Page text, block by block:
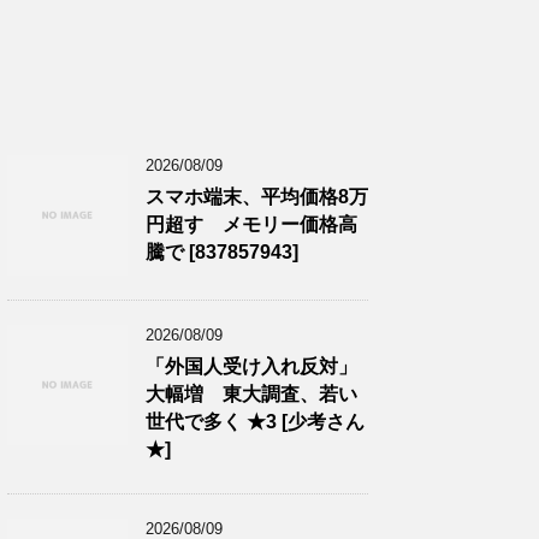
2026/08/09
スマホ端末、平均価格8万
円超す メモリー価格高
騰で [837857943]
2026/08/09
「外国人受け入れ反対」
大幅増 東大調査、若い
世代で多く ★3 [少考さん
★]
2026/08/09